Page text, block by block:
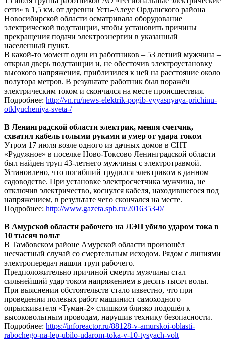
сети» в 1,5 км. от деревни Усть-Алеус Ордынского района
Новосибирской области осматривала оборудование
электрической подстанции, чтобы установить причины
прекращения подачи электроэнергии в указанный
населенный пункт.
В какой-то момент один из работников – 53 летний мужчина –
открыл дверь подстанции и, не обесточив электроустановку
высокого напряжения, приблизился к ней на расстояние около
полутора метров. В результате работник был поражён
электрическим током и скончался на месте происшествия.
Подробнее: http://vn.ru/news-elektrik-pogib-vyyasnyaya-prichinu-
otklyucheniya-sveta-/
В Ленинградской области электрик, меняя счетчик,
схватил кабель голыми руками и умер от удара током
Утром 17 июля возле одного из дачных домов в СНТ
«Рудужное» в поселке Ново-Токсово Ленинградской области
был найден труп 43-летнего мужчины с электротравмой.
Установлено, что погибший трудился электриком в данном
садоводстве. При установке электросчетчика мужчина, не
отключив электричество, коснулся кабеля, находившегося под
напряжением, в результате чего скончался на месте.
Подробнее: http://www.gazeta.spb.ru/2016353-0/
В Амурской области рабочего на ЛЭП убило ударом тока в
10 тысяч вольт
В Тамбовском районе Амурской области произошёл
несчастный случай со смертельным исходом. Рядом с линиями
электропередач нашли труп рабочего.
Предположительно причиной смерти мужчины стал
сильнейший удар током напряжением в десять тысяч вольт.
При выяснении обстоятельств стало известно, что при
проведении полевых работ машинист самоходного
опрыскивателя «Туман-2» слишком близко подошёл к
высоковольтным проводам, нарушив технику безопасности.
Подробнее: https://inforeactor.ru/88128-v-amurskoi-oblasti-
rabochego-na-lep-ubilo-udarom-toka-v-10-tysyach-volt